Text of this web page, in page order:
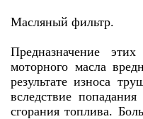
Масляный фильтр.
Предназначение
моторного масла
результате износа
вследствие
сгорания топлива.